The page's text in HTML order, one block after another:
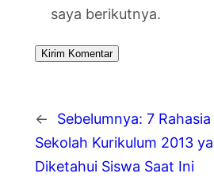
saya berikutnya.
← Sebelumnya: 7
Sekolah Kurikulum 2013
Diketahui Siswa Saat Ini